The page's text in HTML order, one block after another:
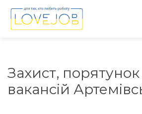
Захист,
вакансій